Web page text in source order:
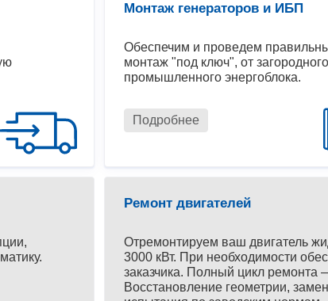
Монтаж генераторов и ИБП
Обеспечим и проведем
монтаж "под ключ", от
промышленного энергоблока.
Подробнее
Ремонт двигателей
Отремонтируем ваш двигатель
3000 кВт. При необходимости
заказчика. Полный цикл ремонта
Восстановление геометрии,